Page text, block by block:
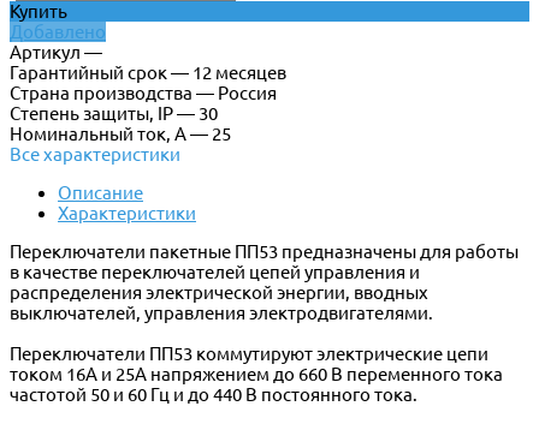
Купить
Добавлено
Артикул —
Гарантийный срок — 12 месяцев
Страна производства — Россия
Степень защиты, IP — 30
Номинальный ток, А — 25
Все характеристики
Описание
Характеристики
Переключатели пакетные ПП53 предназначены для работы
в качестве переключателей цепей управления и
распределения электрической энергии, вводных
выключателей, управления электродвигателями.
Переключатели ПП53 коммутируют электрические цепи
током 16А и 25А напряжением до 660 В переменного тока
частотой 50 и 60 Гц и до 440 В постоянного тока.